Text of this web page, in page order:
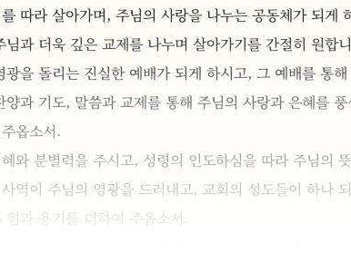
따라 살아가며, 주님의 사랑을 나누는 공동체가 되게
과 더욱 깊은 교제를 나누며 살아가기를 간절히 원합
을 돌리는 진실한 예배가 되게 하시고, 그 예배를 통
과 기도, 말씀과 교제를 통해 주님의 사랑과 은혜를
옵소서.
와 분별력을 주시고, 성령의 인도하심을 따라 주님의
역이 주님의 영광을 드러내고, 교회의 성도들이 하나
과 용기를 더하여 주옵소서.